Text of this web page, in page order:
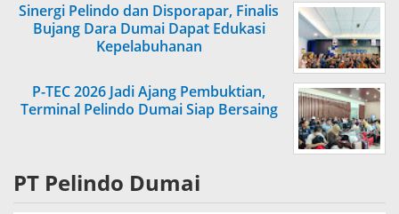
Sinergi Pelindo dan Disporapar, Finalis
Bujang Dara Dumai Dapat Edukasi
Kepelabuhanan
P-TEC 2026 Jadi Ajang Pembuktian,
Terminal Pelindo Dumai Siap Bersaing
PT Pelindo Dumai